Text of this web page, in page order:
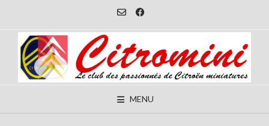
content
MENU